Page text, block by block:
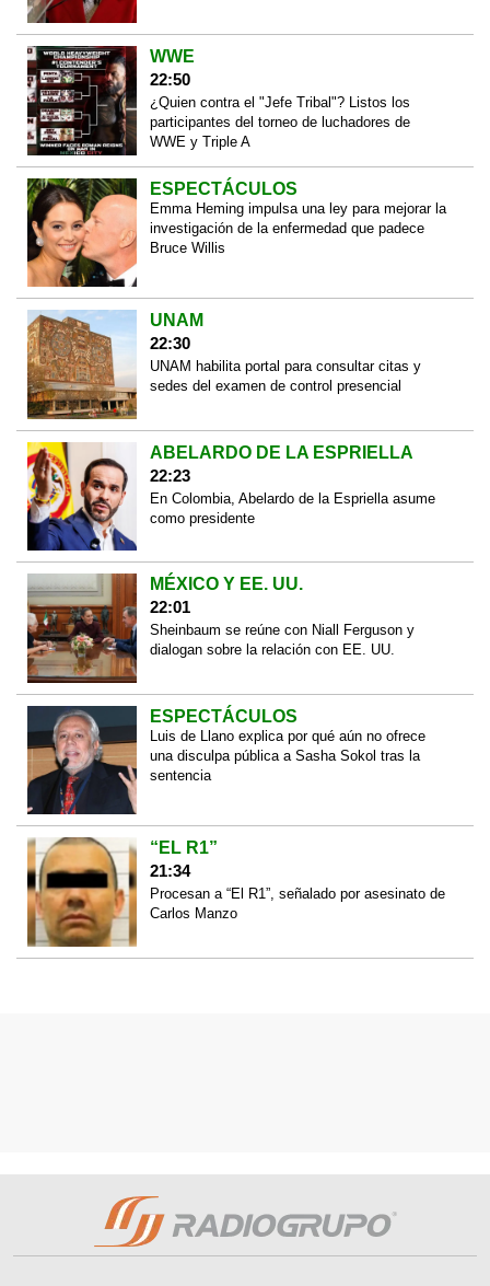
WWE
22:50
¿Quien contra el "Jefe Tribal"? Listos los
participantes del torneo de luchadores de
WWE y Triple A
ESPECTÁCULOS
Emma Heming impulsa una ley para mejorar la
investigación de la enfermedad que padece
Bruce Willis
UNAM
22:30
UNAM habilita portal para consultar citas y
sedes del examen de control presencial
ABELARDO DE LA ESPRIELLA
22:23
En Colombia, Abelardo de la Espriella asume
como presidente
MÉXICO Y EE. UU.
22:01
Sheinbaum se reúne con Niall Ferguson y
dialogan sobre la relación con EE. UU.
ESPECTÁCULOS
Luis de Llano explica por qué aún no ofrece
una disculpa pública a Sasha Sokol tras la
sentencia
“EL R1”
21:34
Procesan a “El R1”, señalado por asesinato de
Carlos Manzo